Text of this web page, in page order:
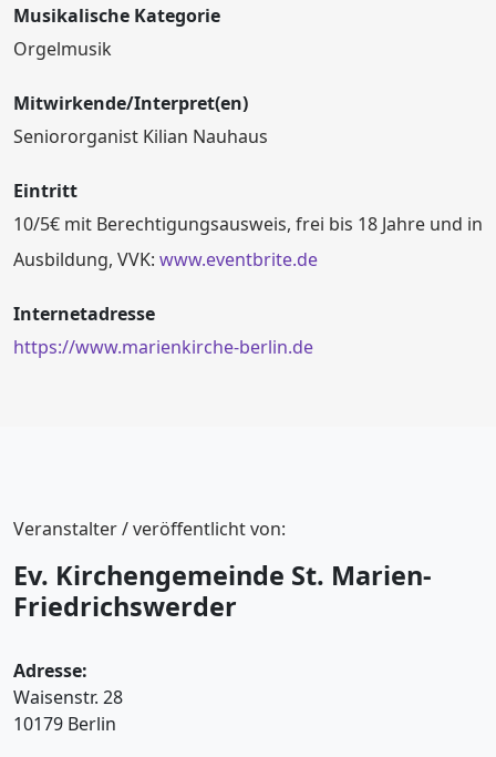
Musikalische Kategorie
Orgelmusik
Mitwirkende/Interpret(en)
Seniororganist Kilian Nauhaus
Eintritt
10/5€ mit Berechtigungsausweis, frei bis 18 Jahre und in
Ausbildung, VVK: www.eventbrite.de
Internetadresse
https://www.marienkirche-berlin.de
Veranstalter / veröffentlicht von:
Ev. Kirchengemeinde St. Marien-
Friedrichswerder
Adresse:
Waisenstr. 28
10179 Berlin